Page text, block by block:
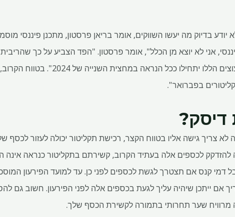
ובשבוע האחרון, הקונצנזוס הוא שהקיצוצים הללו
בפברואר".
דיסק?
צריך גישה אליו בטווח הקצר, רכישת תקליטור יכולה לעזור לכסף
לכספים אלה בעתיד הקרוב, קשירתם בתקליטור כנראה אינה
דמי קנס אם תצטרך לגשת לכספים לפני כן. עד למועד הפירעון
מרוויח שער תחרותי בתמורה לקשירת הכסף שלך.